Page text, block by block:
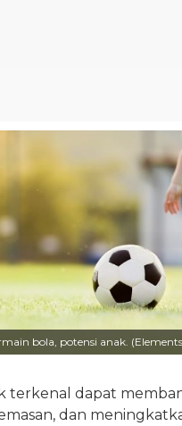
bola, potensi anak.
terkenal dapat
dan